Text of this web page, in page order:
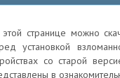
странице можно
установкой
со старой
в